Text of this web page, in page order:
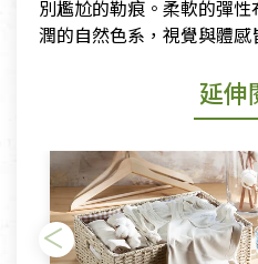
別尷尬的勒痕。柔軟的彈
潤的自然色系，視覺與體感
延伸